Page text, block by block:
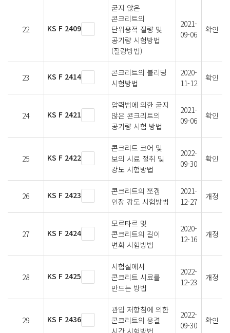
22 KS F 2409
굳지 않은
콘크리트의
단위용적 질량 및
공기량 시험방법
(질량방법)
2021-
09-06
확인
23 KS F 2414
콘크리트의 블리딩
시험방법
2020-
11-12
확인
24 KS F 2421
압력법에 의한 굳지
않은 콘크리트의
공기량 시험 방법
2021-
09-06
확인
25 KS F 2422
콘크리트 코어 및
보의 시료 절취 및
강도 시험방법
2022-
09-30
확인
26 KS F 2423
콘크리트의 쪼갬
인장 강도 시험방법
2021-
12-27
개정
27 KS F 2424
모르타르 및
콘크리트의 길이
변화 시험방법
2020-
12-16
개정
28 KS F 2425
시험실에서
콘크리트 시료를
만드는 방법
2022-
12-23
개정
29 KS F 2436
관입 저항침에 의한
콘크리트의 응결
시간 시험방법
2022-
09-30
확인